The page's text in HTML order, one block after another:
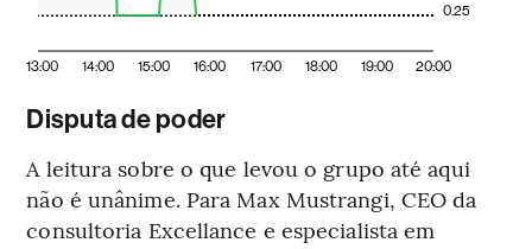
13:00 14:00 15:00 16:00 17:00 18:00 19:00 20:00
0.25
Disputa de poder
A leitura sobre o que levou o grupo até aqui
não é unânime. Para Max Mustrangi, CEO da
consultoria Excellance e especialista em